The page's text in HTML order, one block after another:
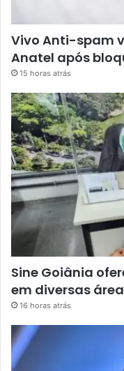
Vivo Anti-spam
Anatel após
15 horas atrás
Sine Goiânia
em diversas
16 horas atrás